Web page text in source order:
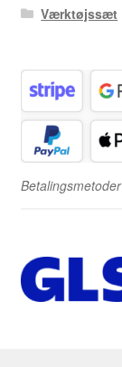
Værktøjssæt
Betalingsmetoder